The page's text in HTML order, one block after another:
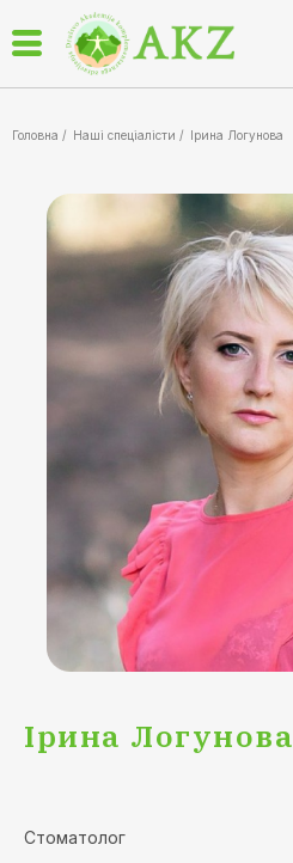
Головна / Наші спеціалісти / Ірина Логунова
Ірина Логунова
Стоматолог